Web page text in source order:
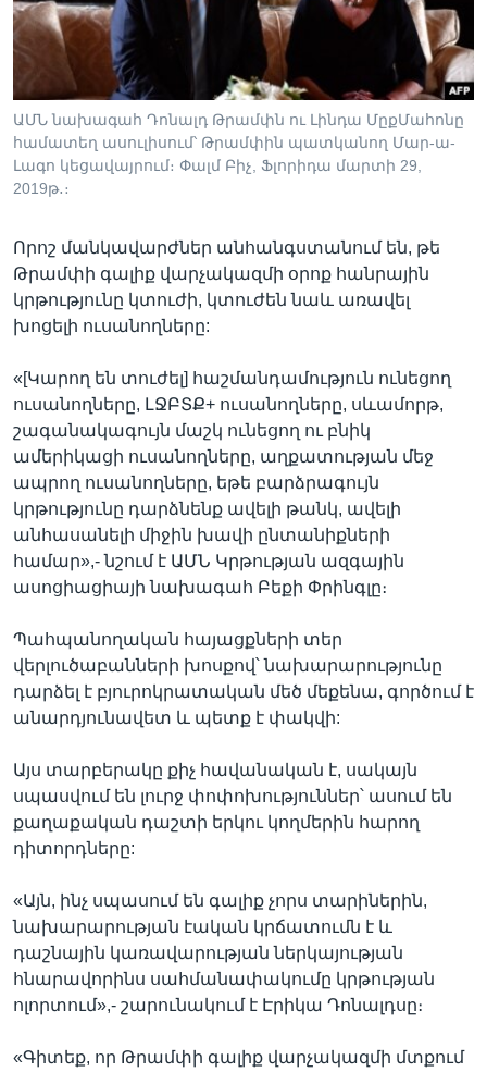
ԱՄՆ նախագահ Դոնալդ Թրամփն ու Լինդա ՄըքՄահոնը
համատեղ ասուլիսում՝ Թրամփին պատկանող Մար-ա-
Լագո կեցավայրում։ Փալմ Բիչ, Ֆլորիդա մարտի 29,
2019թ․։
Որոշ մանկավարժներ անհանգստանում են, թե
Թրամփի գալիք վարչակազմի օրոք հանրային
կրթությունը կտուժի, կտուժեն նաև առավել
խոցելի ուսանողները:
«[Կարող են տուժել] հաշմանդամություն ունեցող
ուսանողները, ԼՋԲՏՔ+ ուսանողները, սևամորթ,
շագանակագույն մաշկ ունեցող ու բնիկ
ամերիկացի ուսանողները, աղքատության մեջ
ապրող ուսանողները, եթե բարձրագույն
կրթությունը դարձնենք ավելի թանկ, ավելի
անհասանելի միջին խավի ընտանիքների
համար»,- նշում է ԱՄՆ Կրթության ազգային
ասոցիացիայի նախագահ Բեքի Փրինգլը։
Պահպանողական հայացքների տեր
վերլուծաբանների խոսքով՝ նախարարությունը
դարձել է բյուրոկրատական մեծ մեքենա, գործում է
անարդյունավետ և պետք է փակվի:
Այս տարբերակը քիչ հավանական է, սակայն
սպասվում են լուրջ փոփոխություններ՝ ասում են
քաղաքական դաշտի երկու կողմերին հարող
դիտորդները:
«Այն, ինչ սպասում են գալիք չորս տարիներին,
նախարարության էական կրճատումն է և
դաշնային կառավարության ներկայության
հնարավորինս սահմանափակումը կրթության
ոլորտում»,- շարունակում է Էրիկա Դոնալդսը։
«Գիտեք, որ Թրամփի գալիք վարչակազմի մտքում